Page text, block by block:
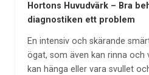
Hortons Huvudvärk – Bra
diagnostiken ett problem
En intensiv och skärande
ögat, som även kan rinna och
kan hänga eller vara svullet